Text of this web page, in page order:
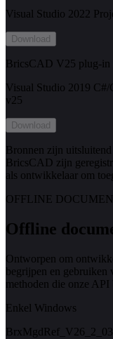
Visual Studio 2022
Download
BricsCAD V25 plug-in
Visual Studio 2019
v25
Download
Bronnen zijn
BricsCAD zijn
als ontwikkelaar om
OFFLINE
Offline
Ontworpen om
begrijpen en gebruiken
methoden die onze API
Enkel Windows